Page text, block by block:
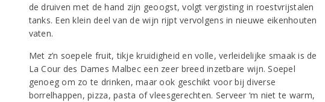
de druiven met de hand zijn geoogst, volgt vergisting in roestvrijstalen
tanks. Een klein deel van de wijn rijpt vervolgens in nieuwe eikenhouten
vaten.
Met z’n soepele fruit, tikje kruidigheid en volle, verleidelijke smaak is de
La Cour des Dames Malbec een zeer breed inzetbare wijn. Soepel
genoeg om zo te drinken, maar ook geschikt voor bij diverse
borrelhappen, pizza, pasta of vleesgerechten. Serveer ‘m niet te warm,